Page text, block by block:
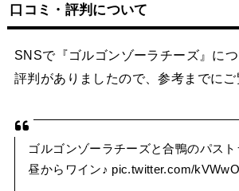
口コミ・評判について
SNSで『ゴルゴンゾーラチーズ』に
評判がありましたので、参考までに
ゴルゴンゾーラチーズと合鴨のパス
昼からワイン♪ pic.twitter.com/